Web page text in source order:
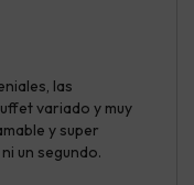
las
variado y muy
y super
un segundo.